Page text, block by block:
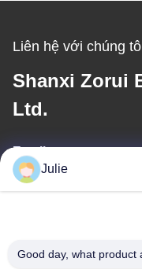
Liên hệ với chúng
Shanxi Zorui
Ltd.
Email
Julie
Good day, what product